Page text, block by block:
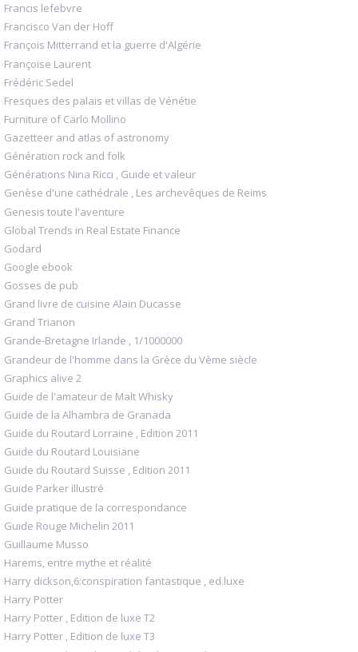
Francis lefebvre
Francisco Van der Hoff
François Mitterrand et la guerre d'Algérie
Françoise Laurent
Frédéric Sedel
Fresques des palais et villas de Vénétie
Furniture of Carlo Mollino
Gazetteer and atlas of astronomy
Génération rock and folk
Générations Nina Ricci , Guide et valeur
Genèse d'une cathédrale , Les archevêques de Reims
Genesis toute l'aventure
Global Trends in Real Estate Finance
Godard
Google ebook
Gosses de pub
Grand livre de cuisine Alain Ducasse
Grand Trianon
Grande-Bretagne Irlande , 1/1000000
Grandeur de l'homme dans la Grèce du Vème siècle
Graphics alive 2
Guide de l'amateur de Malt Whisky
Guide de la Alhambra de Granada
Guide du Routard Lorraine , Edition 2011
Guide du Routard Louisiane
Guide du Routard Suisse , Edition 2011
Guide Parker illustré
Guide pratique de la correspondance
Guide Rouge Michelin 2011
Guillaume Musso
Harems, entre mythe et réalité
Harry dickson,6:conspiration fantastique , ed.luxe
Harry Potter
Harry Potter , Edition de luxe T2
Harry Potter , Edition de luxe T3